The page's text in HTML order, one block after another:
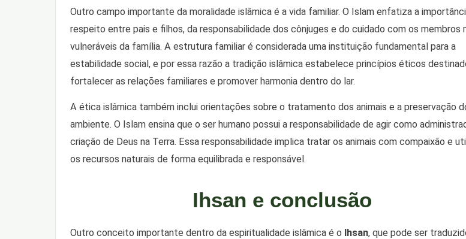
Outro campo importante da moralidade islâmica é a vida familiar. O Islam enfatiza a
respeito entre pais e filhos, da responsabilidade dos cônjuges e do cuidado com os membros
vulneráveis da família. A estrutura familiar é considerada uma instituição fundamental para a
estabilidade social, e por essa razão a tradição islâmica estabelece princípios éticos
fortalecer as relações familiares e promover harmonia dentro do lar.
A ética islâmica também inclui orientações sobre o tratamento dos animais e a preservação
ambiente. O Islam ensina que o ser humano possui a responsabilidade de agir como
criação de Deus na Terra. Essa responsabilidade implica tratar os animais com compaixão e
os recursos naturais de forma equilibrada e responsável.
Ihsan e conclusão
Outro conceito importante dentro da espiritualidade islâmica é o Ihsan, que pode ser